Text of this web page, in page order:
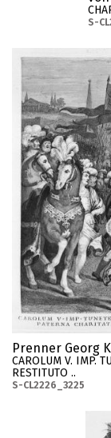
S-
Prenner Georg
CAROLUM V. IMP.
RESTITUTO ..
S-CL2226_3225